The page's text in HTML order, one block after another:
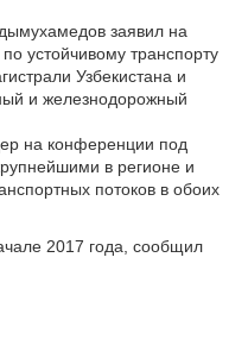
заявил на
устойчивому транспорту
Узбекистана и
и железнодорожный
на конференции под
в регионе и
потоков в обоих
2017 года, сообщил